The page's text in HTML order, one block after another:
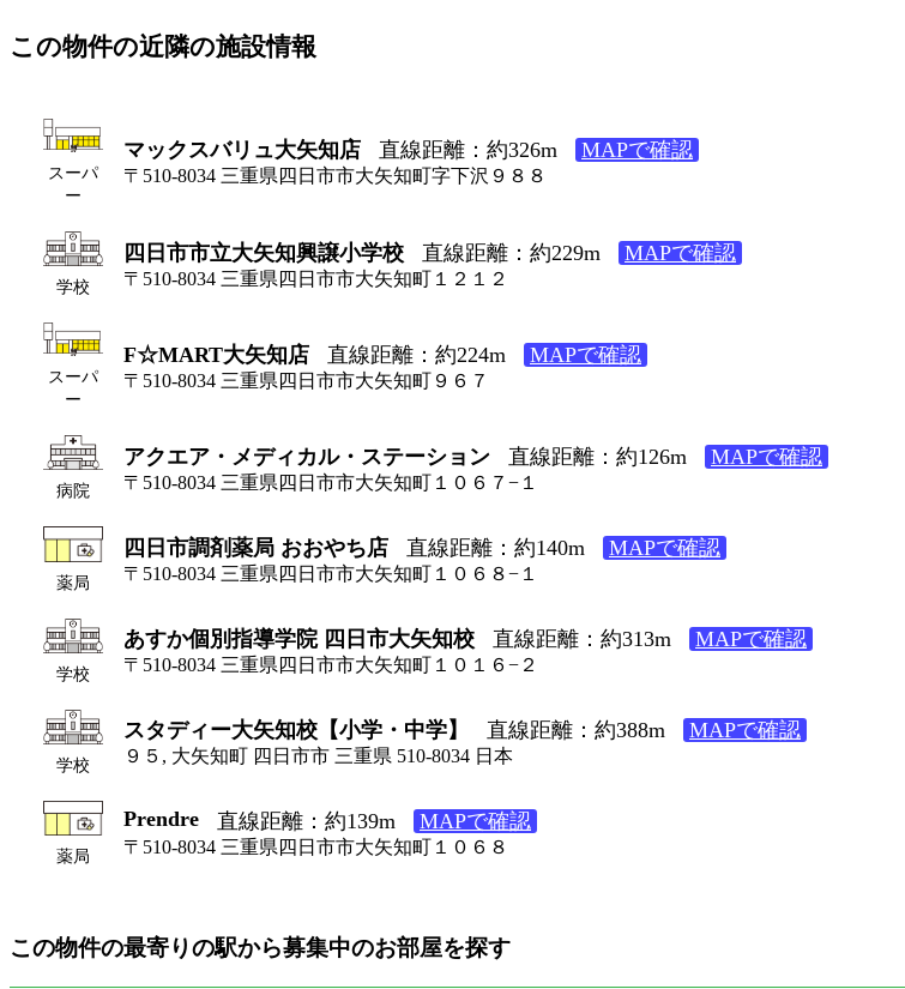
この物件の近隣の施設情報
スーパ
ー
マックスバリュ大矢知店 直線距離：約326m MAPで確認
〒510-8034 三重県四日市市大矢知町字下沢９８８
学校
四日市市立大矢知興譲小学校 直線距離：約229m MAPで確認
〒510-8034 三重県四日市市大矢知町１２１２
スーパ
ー
F☆MART大矢知店 直線距離：約224m MAPで確認
〒510-8034 三重県四日市市大矢知町９６７
病院
アクエア・メディカル・ステーション 直線距離：約126m MAPで確認
〒510-8034 三重県四日市市大矢知町１０６７−１
薬局
四日市調剤薬局 おおやち店 直線距離：約140m MAPで確認
〒510-8034 三重県四日市市大矢知町１０６８−１
学校
あすか個別指導学院 四日市大矢知校 直線距離：約313m MAPで確認
〒510-8034 三重県四日市市大矢知町１０１６−２
学校
スタディー大矢知校【小学・中学】 直線距離：約388m MAPで確認
９５, 大矢知町 四日市市 三重県 510-8034 日本
薬局
Prendre 直線距離：約139m MAPで確認
〒510-8034 三重県四日市市大矢知町１０６８
この物件の最寄りの駅から募集中のお部屋を探す